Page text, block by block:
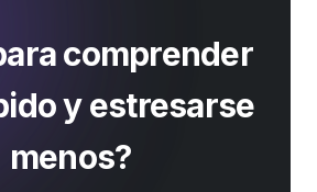
comprender
y estresarse
menos?